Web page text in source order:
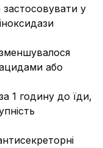
у
або
1 годину до їди,